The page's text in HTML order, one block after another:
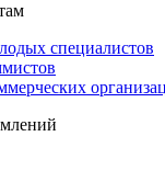
специалистов